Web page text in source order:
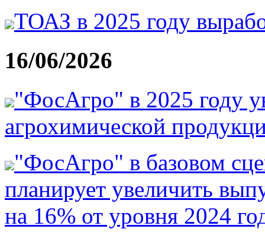
ТОАЗ в 2025 году
16/06/2026
"ФосАгро" в 2025 году
агрохимической
"ФосАгро" в базовом
планирует увеличить
на 16% от уровня 2024